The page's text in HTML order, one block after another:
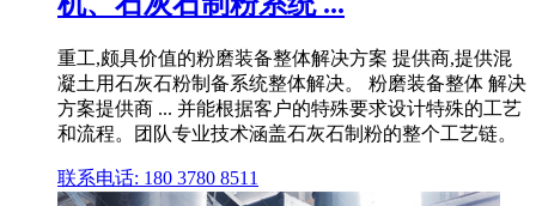
重工,颇具价值的粉磨装备整体解决方案 提供商,提供混
凝土用石灰石粉制备系统整体解决。 粉磨装备整体 解决
方案提供商 ... 并能根据客户的特殊要求设计特殊的工艺
和流程。团队专业技术涵盖石灰石制粉的整个工艺链。
联系电话: 180 3780 8511